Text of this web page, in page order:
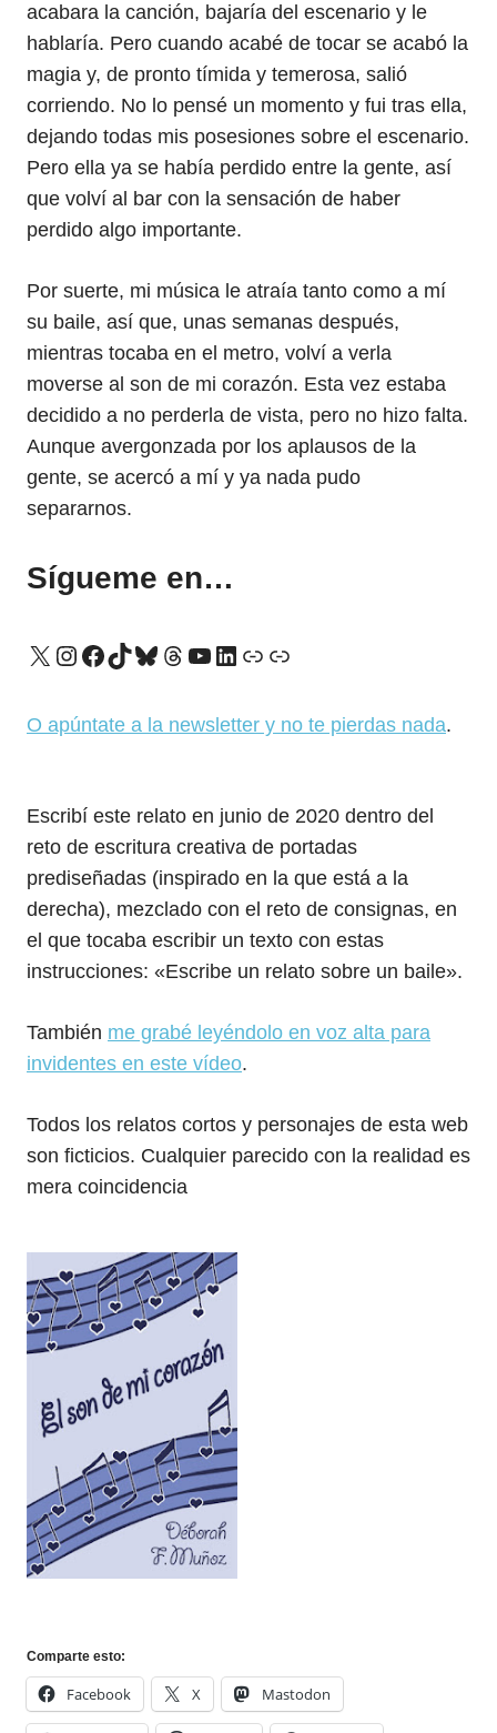
acabara la canción, bajaría del escenario y le
hablaría. Pero cuando acabé de tocar se acabó la
magia y, de pronto tímida y temerosa, salió
corriendo. No lo pensé un momento y fui tras ella,
dejando todas mis posesiones sobre el escenario.
Pero ella ya se había perdido entre la gente, así
que volví al bar con la sensación de haber
perdido algo importante.
Por suerte, mi música le atraía tanto como a mí
su baile, así que, unas semanas después,
mientras tocaba en el metro, volví a verla
moverse al son de mi corazón. Esta vez estaba
decidido a no perderla de vista, pero no hizo falta.
Aunque avergonzada por los aplausos de la
gente, se acercó a mí y ya nada pudo
separarnos.
Sígueme en…
X Instagram
Facebook
TikTok
Bluesky
Threads
YouTube
LinkedIn
Enlace
Enlace
O apúntate a la newsletter y no te pierdas nada.
Escribí este relato en junio de 2020 dentro del
reto de escritura creativa de portadas
prediseñadas (inspirado en la que está a la
derecha), mezclado con el reto de consignas, en
el que tocaba escribir un texto con estas
instrucciones: «Escribe un relato sobre un baile».
También me grabé leyéndolo en voz alta para
invidentes en este vídeo.
Todos los relatos cortos y personajes de esta web
son ficticios. Cualquier parecido con la realidad es
mera coincidencia
Comparte esto:
Facebook X Mastodon